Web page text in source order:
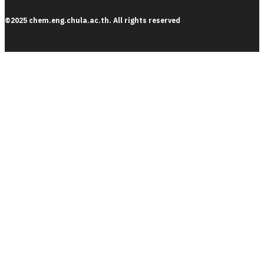
©2025 chem.eng.chula.ac.th. All rights reserved